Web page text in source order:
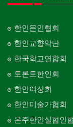
한인문인협회
한인교향악단
한국학교연합회
토론토한인회
한인여성회
한인미술가협회
온주한인실협인